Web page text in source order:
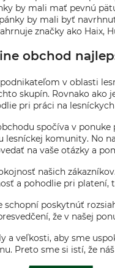
by mali mať pevnú
by mali byť
značky ako Haix,
obchod
v oblasti
skupín. Rovnako
pri práci na
spočíva v
lesníckej komunity. No
na vaše otázky a
našich
a pohodlie pri platení,
poskytnúť
že v našej
a veľkosti, aby sme
Preto sme si istí, že